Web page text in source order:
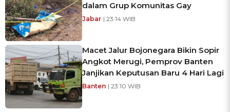
dalam Grup Komunitas Gay
Jabar | 23:14 WIB
Macet Jalur Bojonegara Bikin Sopir
Angkot Merugi, Pemprov Banten
Janjikan Keputusan Baru 4 Hari Lagi
Banten | 23:10 WIB